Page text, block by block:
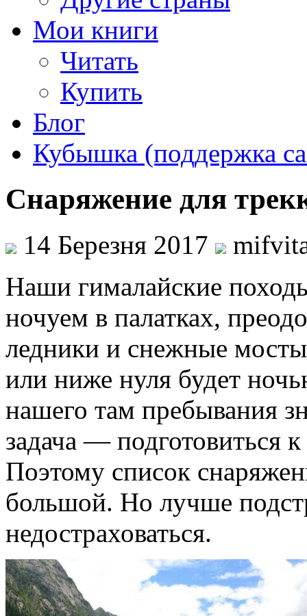
Мои книги
Читать
Купить
Блог
Кубышка (поддержка
Снаряжение для
14 Березня 2017
Наши гималайские
ночуем в палатках,
ледники и снежные
или ниже нуля будет
нашего там пребывания
задача —
Поэтому список
большой. Но лучше
недостраховаться.